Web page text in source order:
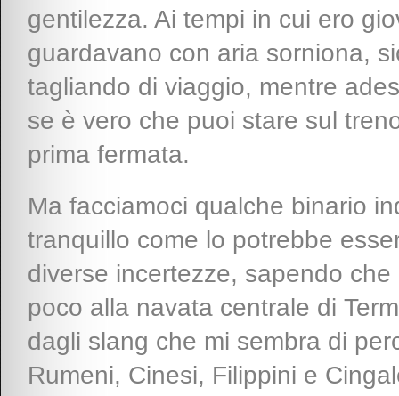
gentilezza. Ai tempi in cui ero
guardavano con aria sorniona,
tagliando di viaggio, mentre
se è vero che puoi stare sul
prima fermata.
Ma facciamoci qualche binario
tranquillo come lo potrebbe
diverse incertezze, sapendo
poco alla navata centrale di
dagli slang che mi sembra di
Rumeni, Cinesi, Filippini e